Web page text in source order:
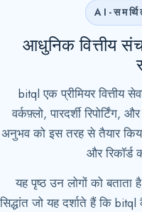
AI-
आधुनिक वित्तीय
bitql एक प्रीमियर वित्तीय
वर्कफ़्लो, पारदर्शी
अनुभव को इस तरह से तैयार
और
यह पृष्ठ उन लोगों को
सिद्धांत जो यह दर्शाते हैं कि